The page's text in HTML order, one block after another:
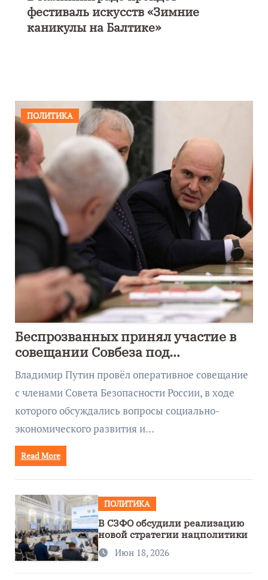
фестиваль искусств «Зимние
каникулы на Балтике»
ПОЛИТИКА
Беспрозванных принял участие в
совещании Совбеза под
руководством Путина
Владимир Путин провёл оперативное совещание
с членами Совета Безопасности России, в ходе
которого обсуждались вопросы социально-
экономического развития и…
Read More
ПОЛИТИКА
В СЗФО обсудили реализацию
новой стратегии нацполитики
Июн 18, 2026